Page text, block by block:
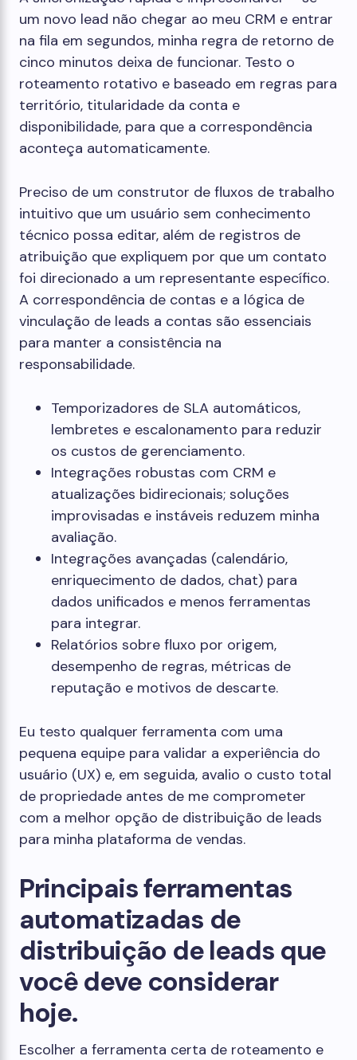
um novo lead não chegar ao meu CRM e entrar
na fila em segundos, minha regra de retorno de
cinco minutos deixa de funcionar. Testo o
roteamento rotativo e baseado em regras para
território, titularidade da conta e
disponibilidade, para que a correspondência
aconteça automaticamente.
Preciso de um construtor de fluxos de trabalho
intuitivo que um usuário sem conhecimento
técnico possa editar, além de registros de
atribuição que expliquem por que um contato
foi direcionado a um representante específico.
A correspondência de contas e a lógica de
vinculação de leads a contas são essenciais
para manter a consistência na
responsabilidade.
Temporizadores de SLA automáticos,
lembretes e escalonamento para reduzir
os custos de gerenciamento.
Integrações robustas com CRM e
atualizações bidirecionais; soluções
improvisadas e instáveis ​​reduzem minha
avaliação.
Integrações avançadas (calendário,
enriquecimento de dados, chat) para
dados unificados e menos ferramentas
para integrar.
Relatórios sobre fluxo por origem,
desempenho de regras, métricas de
reputação e motivos de descarte.
Eu testo qualquer ferramenta com uma
pequena equipe para validar a experiência do
usuário (UX) e, em seguida, avalio o custo total
de propriedade antes de me comprometer
com a melhor opção de distribuição de leads
para minha plataforma de vendas.
Principais ferramentas
automatizadas de
distribuição de leads que
você deve considerar
hoje.
Escolher a ferramenta certa de roteamento e